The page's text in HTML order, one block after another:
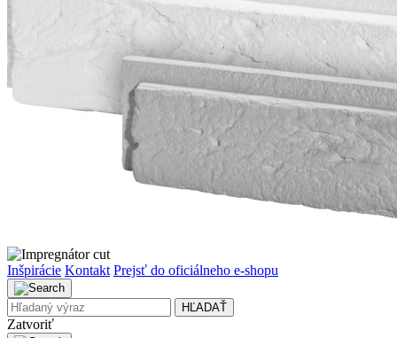
Inšpirácie Kontakt Prejsť do oficiálneho e-shopu
HĽADAŤ
Zatvoriť